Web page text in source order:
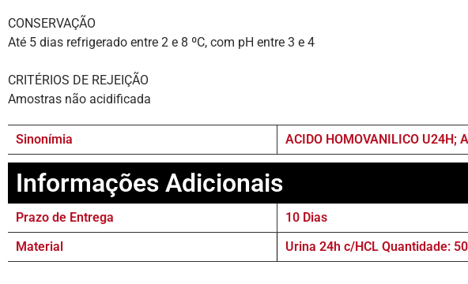
CONSERVAÇÃO
Até 5 dias refrigerado entre 2 e 8 ºC, com pH entre 3 e 4
CRITÉRIOS DE REJEIÇÃO
Amostras não acidificada
Sinonímia ACIDO HOMOVANILICO U24H;
Informações Adicionais
Prazo de Entrega
10 Dias
Material
Urina 24h c/HCL Quantidade: 50